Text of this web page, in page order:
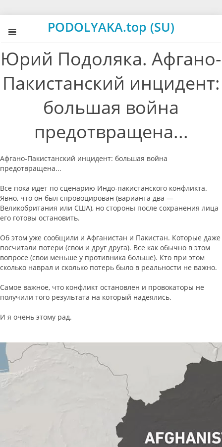
PODOLYAKA.top (SU)
Юрий Подоляка. Афгано-
Пакистанский инцидент:
большая война
предотвращена...
Афгано-Пакистанский инцидент: большая война
предотвращена...
Все пока идет по сценарию Индо-пакистанского конфликта.
Явно, что он был спровоцирован (варианта два —
Великобритания или США), но стороны после сохранения лица
его готовы остановить.
Об этом уже сообщили и Афганистан и Пакистан. Которые даже
посчитали потери (свои и друг друга). Все как обычно в этом
вопросе (свои меньше у противника больше). Кто при этом
сколько наврал и сколько потерь было в реальности не важно.
Самое важное, что конфликт остановлен и провокаторы не
получили того результата на который надеялись.
И я очень этому рад.